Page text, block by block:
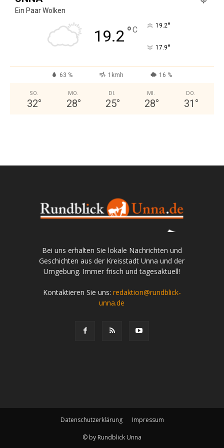
Ein Paar Wolken
19.2 °C 19.2°
17.9°
63 % 1kmh 16 %
SO.
32°
MO.
28°
DI.
25°
MI.
28°
DO.
31 °
Bei uns erhalten Sie lokale Nachrichten und
Geschichten aus der Kreisstadt Unna und der
Umgebung. Immer frisch und tagesaktuell!
Kontaktieren Sie uns: redaktion@rundblick-
unna.de
Datenschutzerklärung Impressum
© by Rundblick Unna